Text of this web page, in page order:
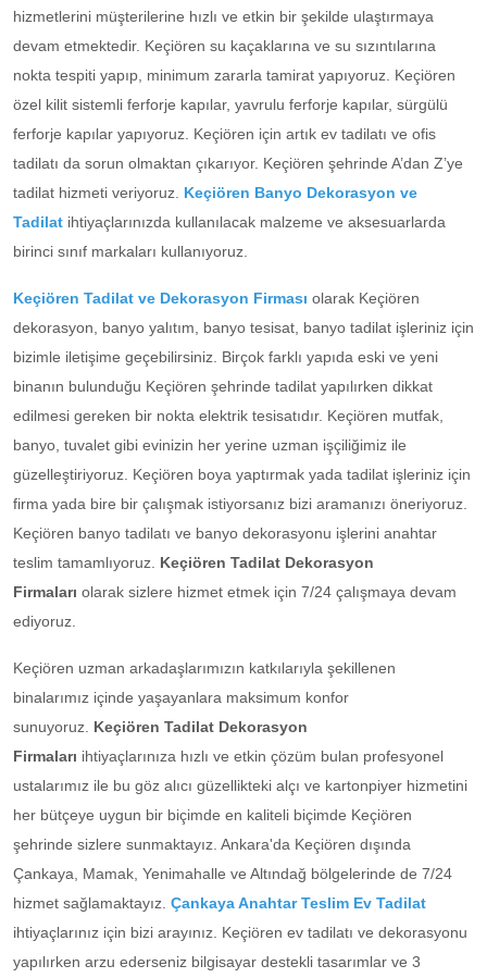
hizmetlerini müşterilerine hızlı ve etkin bir şekilde ulaştırmaya
devam etmektedir. Keçiören su kaçaklarına ve su sızıntılarına
nokta tespiti yapıp, minimum zararla tamirat yapıyoruz. Keçiören
özel kilit sistemli ferforje kapılar, yavrulu ferforje kapılar, sürgülü
ferforje kapılar yapıyoruz. Keçiören için artık ev tadilatı ve ofis
tadilatı da sorun olmaktan çıkarıyor. Keçiören şehrinde A’dan Z’ye
tadilat hizmeti veriyoruz. Keçiören Banyo Dekorasyon ve
Tadilat ihtiyaçlarınızda kullanılacak malzeme ve aksesuarlarda
birinci sınıf markaları kullanıyoruz.
Keçiören Tadilat ve Dekorasyon Firması olarak Keçiören
dekorasyon, banyo yalıtım, banyo tesisat, banyo tadilat işleriniz için
bizimle iletişime geçebilirsiniz. Birçok farklı yapıda eski ve yeni
binanın bulunduğu Keçiören şehrinde tadilat yapılırken dikkat
edilmesi gereken bir nokta elektrik tesisatıdır. Keçiören mutfak,
banyo, tuvalet gibi evinizin her yerine uzman işçiliğimiz ile
güzelleştiriyoruz. Keçiören boya yaptırmak yada tadilat işleriniz için
firma yada bire bir çalışmak istiyorsanız bizi aramanızı öneriyoruz.
Keçiören banyo tadilatı ve banyo dekorasyonu işlerini anahtar
teslim tamamlıyoruz. Keçiören Tadilat Dekorasyon
Firmaları olarak sizlere hizmet etmek için 7/24 çalışmaya devam
ediyoruz.
Keçiören uzman arkadaşlarımızın katkılarıyla şekillenen
binalarımız içinde yaşayanlara maksimum konfor
sunuyoruz. Keçiören Tadilat Dekorasyon
Firmaları ihtiyaçlarınıza hızlı ve etkin çözüm bulan profesyonel
ustalarımız ile bu göz alıcı güzellikteki alçı ve kartonpiyer hizmetini
her bütçeye uygun bir biçimde en kaliteli biçimde Keçiören
şehrinde sizlere sunmaktayız. Ankara'da Keçiören dışında
Çankaya, Mamak, Yenimahalle ve Altındağ bölgelerinde de 7/24
hizmet sağlamaktayız. Çankaya Anahtar Teslim Ev Tadilat
ihtiyaçlarınız için bizi arayınız. Keçiören ev tadilatı ve dekorasyonu
yapılırken arzu ederseniz bilgisayar destekli tasarımlar ve 3